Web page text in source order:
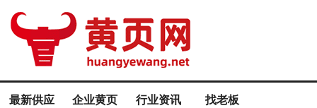
最新供应 企业黄页 行业资讯 找老板